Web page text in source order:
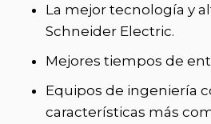
La mejor tecnología y
Schneider Electric.
Mejores tiempos de
Equipos de ingeniería
características más